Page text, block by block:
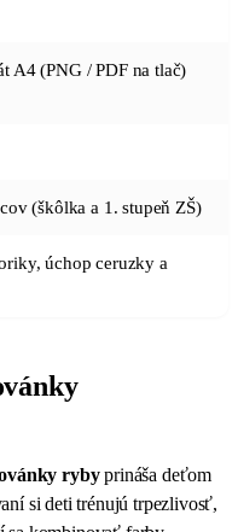
A4 (PNG / PDF na tlač)
(škôlka a 1. stupeň ZŠ)
úchop ceruzky a
rybyprináša deťom
si deti trénujú trpezlivosť,